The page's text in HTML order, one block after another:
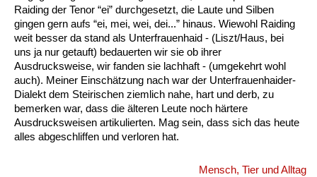
Raiding der Tenor “ei” durchgesetzt, die Laute und Silben
gingen gern aufs “ei, mei, wei, dei...” hinaus. Wiewohl Raiding
weit besser da stand als Unterfrauenhaid - (Liszt/Haus, bei
uns ja nur getauft) bedauerten wir sie ob ihrer
Ausdrucksweise, wir fanden sie lachhaft - (umgekehrt wohl
auch). Meiner Einschätzung nach war der Unterfrauenhaider-
Dialekt dem Steirischen ziemlich nahe, hart und derb, zu
bemerken war, dass die älteren Leute noch härtere
Ausdrucksweisen artikulierten. Mag sein, dass sich das heute
alles abgeschliffen und verloren hat.
Mensch, Tier und Alltag